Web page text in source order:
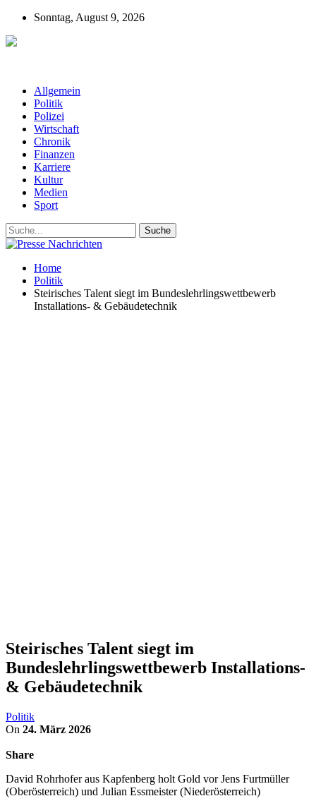
Sonntag, August 9, 2026
Allgemein
Politik
Polizei
Wirtschaft
Chronik
Finanzen
Karriere
Kultur
Medien
Sport
Home
Politik
Steirisches Talent siegt im Bundeslehrlingswettbewerb
Installations- & Gebäudetechnik
Steirisches Talent siegt im
Bundeslehrlingswettbewerb Installations-
& Gebäudetechnik
Politik
On 24. März 2026
Share
David Rohrhofer aus Kapfenberg holt Gold vor Jens Furtmüller
(Oberösterreich) und Julian Essmeister (Niederösterreich)